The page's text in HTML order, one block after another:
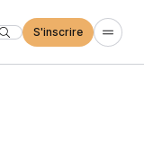
S'inscrire